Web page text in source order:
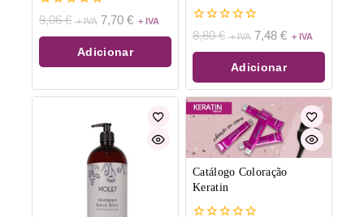
0
de
5
9,06€ 7,70 €
Adicionar
0
de
5
8,80€ 7,48 €
Adicionar
Catálogo Coloração
Keratin